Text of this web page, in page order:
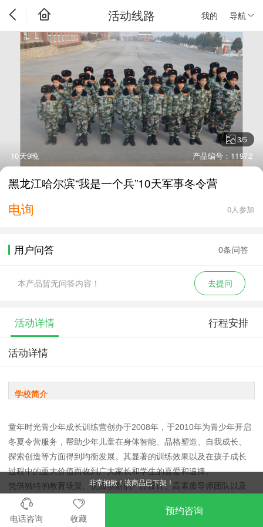
我的 导航
活动线路
3/5
10天9晚 产品编号：11972
黑龙江哈尔滨“我是一个兵”10天军事冬令营
电询 0人参加
用户问答 0条问答
本产品暂无问答内容！ 去提问
活动详情 行程安排
活动详情
学校简介
童年时光青少年成长训练营创办于2008年，于2010年为青少年开启
冬夏令营服务，帮助少年儿童在身体智能、品格塑造、自我成长、
探索创造等方面得到均衡发展。其显著的训练效果以及在孩子成长
过程中的重大价值而收到广大家长和学生的喜爱和追捧。
凭借独特的教育场景、优质创新的产品设计、高素质导师团队以及
深入研发的教学方法，打开孩子心扉，传递教学理念，让成长更快
乐！
非常抱歉！该商品已下架！
电话咨询 收藏
预约咨询